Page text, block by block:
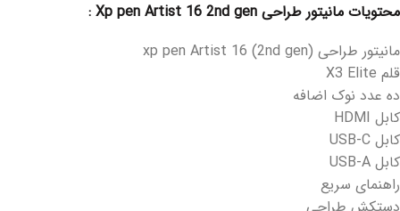
محتویات مانیتور طراحی Xp pen Artist 16 2nd gen :
مانیتور طراحی (xp pen Artist 16 (2nd gen
قلم X3 Elite
ده عدد نوک اضافه
کابل HDMI
کابل USB-C
کابل USB-A
راهنمای سریع